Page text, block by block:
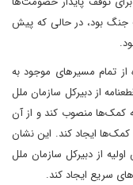
جنگ بود، در حالی که پیش
از تمام مسیرهای موجود به
از دبیرکل سازمان ملل
کمک‌ها منصوب کند و از آن
ایجاد کند. این نشان
از دبیرکل سازمان ملل
سریع ایجاد کند.